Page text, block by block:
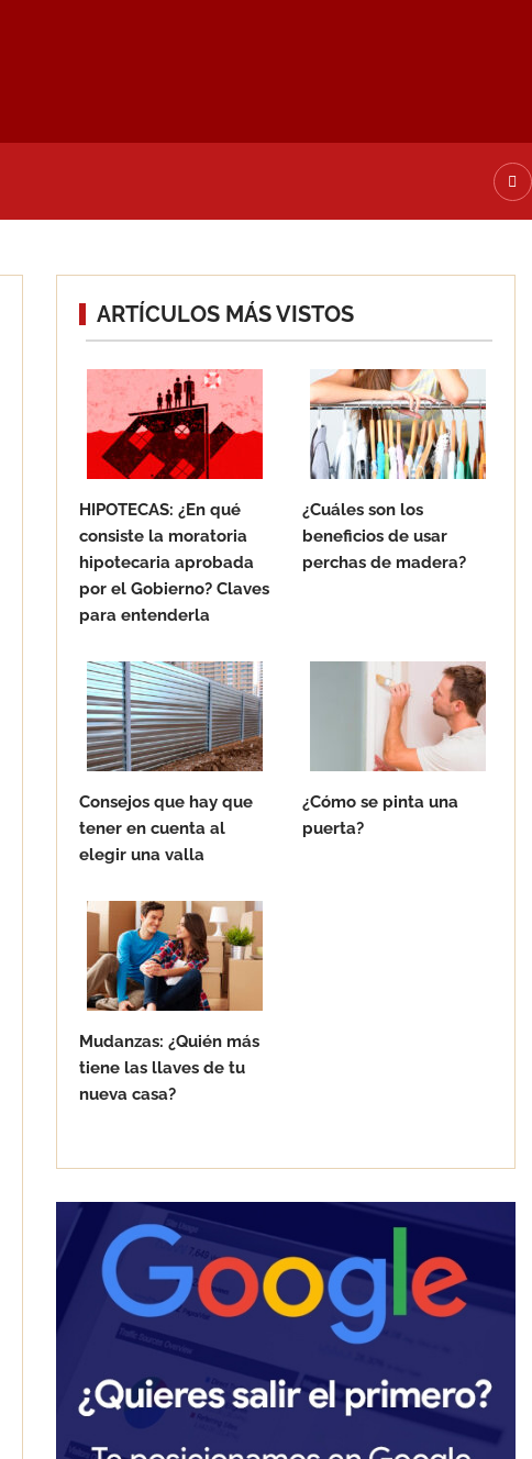
ARTÍCULOS MÁS VISTOS
HIPOTECAS: ¿En qué
consiste la moratoria
hipotecaria aprobada
por el Gobierno? Claves
para entenderla
¿Cuáles son los
beneficios de usar
perchas de madera?
Consejos que hay que
tener en cuenta al
elegir una valla
¿Cómo se pinta una
puerta?
Mudanzas: ¿Quién más
tiene las llaves de tu
nueva casa?